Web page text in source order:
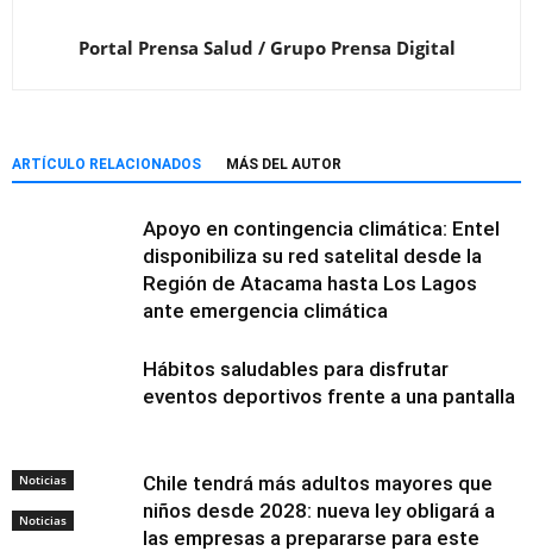
Portal Prensa Salud / Grupo Prensa Digital
ARTÍCULO RELACIONADOS MÁS DEL AUTOR
Noticias
Apoyo en contingencia climática: Entel
disponibiliza su red satelital desde la
Región de Atacama hasta Los Lagos
ante emergencia climática
Noticias
Hábitos saludables para disfrutar
eventos deportivos frente a una pantalla
Chile tendrá más adultos mayores que
niños desde 2028: nueva ley obligará a
las empresas a prepararse para este